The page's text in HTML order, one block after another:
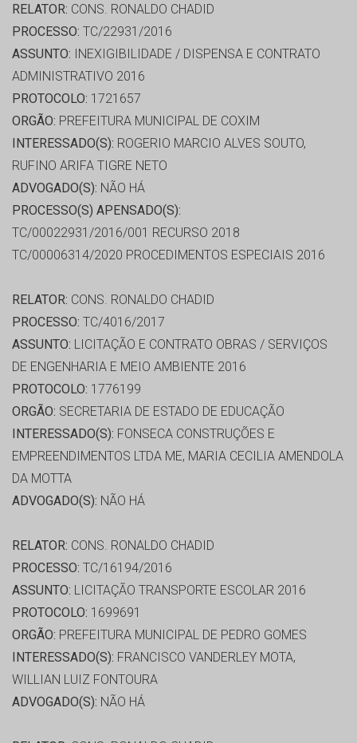
RELATOR: CONS. RONALDO CHADID
PROCESSO: TC/22931/2016
ASSUNTO: INEXIGIBILIDADE / DISPENSA E CONTRATO
ADMINISTRATIVO 2016
PROTOCOLO: 1721657
ORGÃO: PREFEITURA MUNICIPAL DE COXIM
INTERESSADO(S): ROGERIO MARCIO ALVES SOUTO,
RUFINO ARIFA TIGRE NETO
ADVOGADO(S): NÃO HÁ
PROCESSO(S) APENSADO(S):
TC/00022931/2016/001 RECURSO 2018
TC/00006314/2020 PROCEDIMENTOS ESPECIAIS 2016
RELATOR: CONS. RONALDO CHADID
PROCESSO: TC/4016/2017
ASSUNTO: LICITAÇÃO E CONTRATO OBRAS / SERVIÇOS
DE ENGENHARIA E MEIO AMBIENTE 2016
PROTOCOLO: 1776199
ORGÃO: SECRETARIA DE ESTADO DE EDUCAÇÃO
INTERESSADO(S): FONSECA CONSTRUÇÕES E
EMPREENDIMENTOS LTDA ME, MARIA CECILIA AMENDOLA
DA MOTTA
ADVOGADO(S): NÃO HÁ
RELATOR: CONS. RONALDO CHADID
PROCESSO: TC/16194/2016
ASSUNTO: LICITAÇÃO TRANSPORTE ESCOLAR 2016
PROTOCOLO: 1699691
ORGÃO: PREFEITURA MUNICIPAL DE PEDRO GOMES
INTERESSADO(S): FRANCISCO VANDERLEY MOTA,
WILLIAN LUIZ FONTOURA
ADVOGADO(S): NÃO HÁ